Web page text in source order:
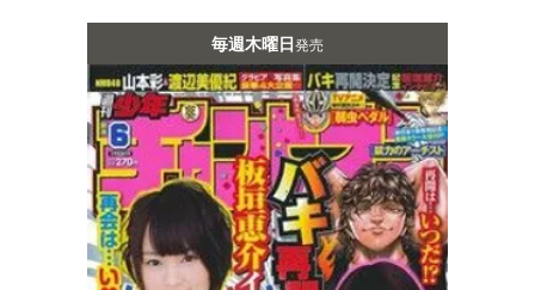
毎週木曜日発売